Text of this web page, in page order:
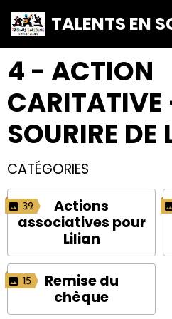
TALENTS EN
4 - ACTION
CARITATIVE
SOURIRE DE
CATÉGORIES
39
Actions
associatives pour
Lilian
15
Remise du
chèque